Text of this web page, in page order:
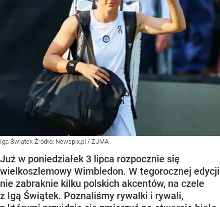
Iga Świątek Źródło: Newspix.pl / ZUMA
Już w poniedziałek 3 lipca rozpocznie się
wielkoszlemowy Wimbledon. W tegorocznej edycji
nie zabraknie kilku polskich akcentów, na czele
z Igą Świątek. Poznaliśmy rywalki i rywali,